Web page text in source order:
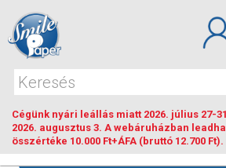
Cégünk nyári leállás miatt 2026. július 27-
2026. augusztus 3. A webáruházban
összértéke 10.000 Ft+ÁFA (bruttó 12.700 Ft).